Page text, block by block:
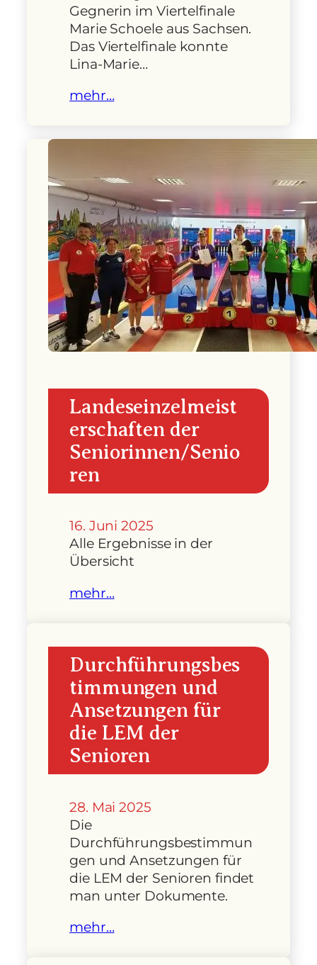
Gegnerin im Viertelfinale
Marie Schoele aus Sachsen.
Das Viertelfinale konnte
Lina-Marie…
mehr…
Landeseinzelmeist
erschaften der
Seniorinnen/Senio
ren
16. Juni 2025
Alle Ergebnisse in der
Übersicht
mehr…
Durchführungsbes
timmungen und
Ansetzungen für
die LEM der
Senioren
28. Mai 2025
Die
Durchführungsbestimmun
gen und Ansetzungen für
die LEM der Senioren findet
man unter Dokumente.
mehr…